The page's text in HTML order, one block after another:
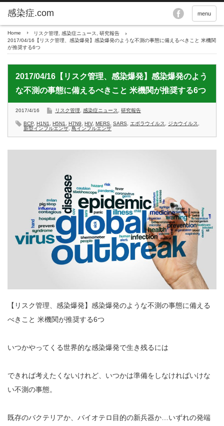
menu
Home リスク管理 感染症ニュース
研究報告
2017/04/16【リスク管理、感染爆発】感染爆発のような不測の事態に備えるべきこと 米機関
が推奨する6つ
2017/04/16【リスク管理、感染爆発】感染爆発のよう
な不測の事態に備えるべきこと 米機関が推奨する6つ
2017/4/16 リスク管理 感染症ニュース 研究報告
BCP H1N1 H5N1 H7N9 HIV, MERS SARS エボラウイルス ジカウイルス
新型インフルエンザ
鳥インフルエンザ
【リスク管理、感染爆発】感染爆発のような不測の事態に備える
べきこと 米機関が推奨する6つ
いつかやってくる世界的な感染爆発で生き残るには
できれば考えたくないけれど、いつかは準備をしなければいけな
い不測の事態。
既存のバクテリアか、バイオテロ目的の新兵器か…いずれの発端